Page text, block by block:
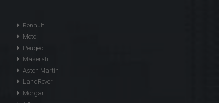
Renault
Moto
Peugeot
Maserati
Aston Martin
LandRover
Morgan